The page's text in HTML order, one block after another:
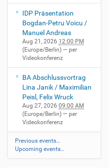
IDP Präsentation
Bogdan-Petru Voicu /
Manuel Andreas
Aug 21, 2026 12:00 PM
(Europe/Berlin) — per
Videokonferenz
BA Abschlussvortrag
Lina Janik / Maximilian
Peisl, Felix Wruck
Aug 27, 2026 09:00 AM
(Europe/Berlin) — per
Videokonferenz
Previous events…
Upcoming events…